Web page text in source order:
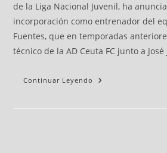
de la Liga Nacional Juvenil, ha
incorporación como entrenador del
Fuentes, que en temporadas
técnico de la AD Ceuta FC junto a José
Continuar Leyendo